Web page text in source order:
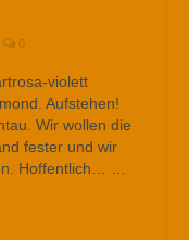
0
violett
Aufstehen!
Wir wollen die
fester und wir
Hoffentlich… …